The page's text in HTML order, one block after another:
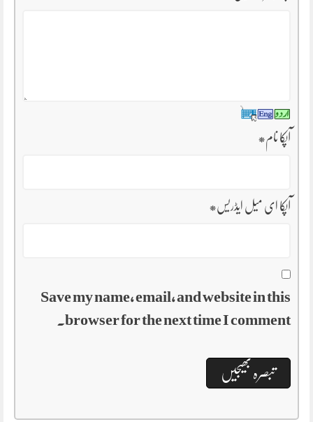
آپکا نام*
آپکا ای میل ایڈریس*
Save my name, email, and website in this
browser for the next time I comment.